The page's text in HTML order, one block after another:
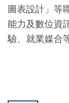
圖表設計」等
能力及數位資
驗、就業媒合